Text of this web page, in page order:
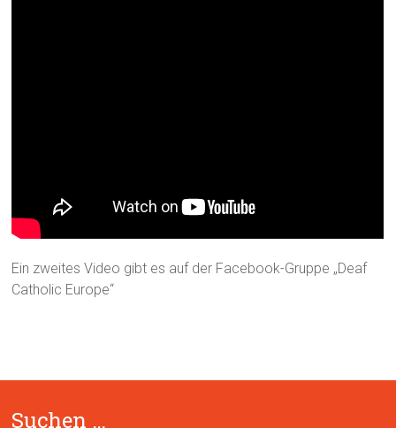
Ein zweites Video gibt es auf der Facebook-Gruppe „Deaf
Catholic Europe“
Suchen …